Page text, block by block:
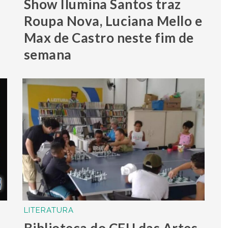
Show Ilumina Santos traz
Roupa Nova, Luciana Mello e
Max de Castro neste fim de
semana
LITERATURA